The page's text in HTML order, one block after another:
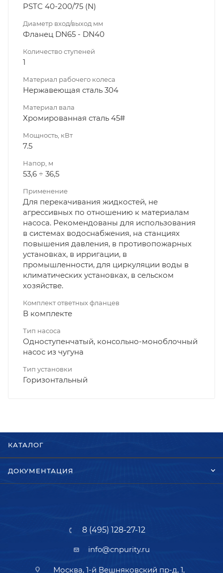
PSTC 40-200/75 (N)
Диаметр вход/выход мм
Фланец DN65 - DN40
Количество ступеней
1
Материал рабочего колеса
Нержавеющая сталь 304
Материал вала
Хромированная сталь 45#
Мощность, кВт
7.5
Напор, м
53,6 ÷ 36,5
Применение
Для перекачивания жидкостей, не
агрессивных по отношению к материалам
насоса. Рекомендованы для использования
в системах водоснабжения, на станциях
повышения давления, в противопожарных
установках, в ирригации, в
промышленности, для циркуляции воды в
климатических установках, в сельском
хозяйстве.
Комплект ответных фланцев
В комплекте
Тип насоса
Одноступенчатый, консольно-моноблочный
насос из чугуна
Тип установки
Горизонтальный
КАТАЛОГ
ДОКУМЕНТАЦИЯ
8 (495) 128-27-12
info@cnpurity.ru
Москва, 1-й Вешняковский пр-д, 1,